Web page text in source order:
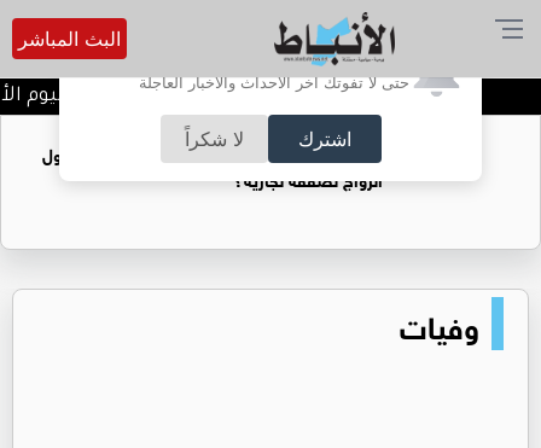
أترغب في تفعيل الإشعارات؟
حتى لا تفوتك آخر الأحداث والأخبار العاجلة
اشترك لا شكراً
البث المباشر
تتويج الفرق الفائزة في اليوم
فتيات يستغللنه لتحقيق مكاسب مادية.. هل تحول
الزواج لصفقة تجارية؟
وفيات